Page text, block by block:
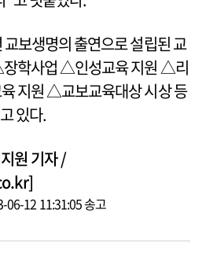
보생명의 출연으로 설립된 교
학사업 △인성교육 지원 △리
지원 △교보교육대상 시상 등
있다.
원 기자 /
06-12 11:31:05 송고